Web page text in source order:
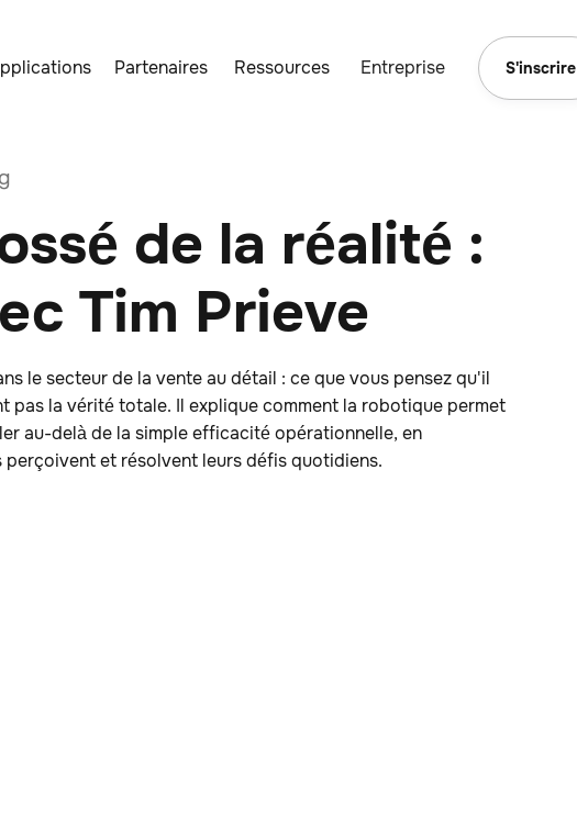
Partenaires Ressources Entreprise S'inscrire
de la réalité :
Tim Prieve
le secteur de la vente au détail : ce que vous pensez qu'il
pas la vérité totale. Il explique comment la robotique permet
au-delà de la simple efficacité opérationnelle, en
et résolvent leurs défis quotidiens.